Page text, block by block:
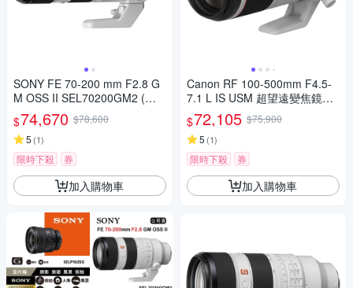
SONY FE 70-200 mm F2.8 G
M OSS II SEL70200GM2 (公
司貨)
$74,670 $78,600
5 (1)
限時下殺 券
加入購物車
Canon RF 100-500mm F4.5-
7.1 L IS USM 超望遠變焦鏡頭
公司貨
$72,105 $75,900
5 (1)
限時下殺 券
加入購物車